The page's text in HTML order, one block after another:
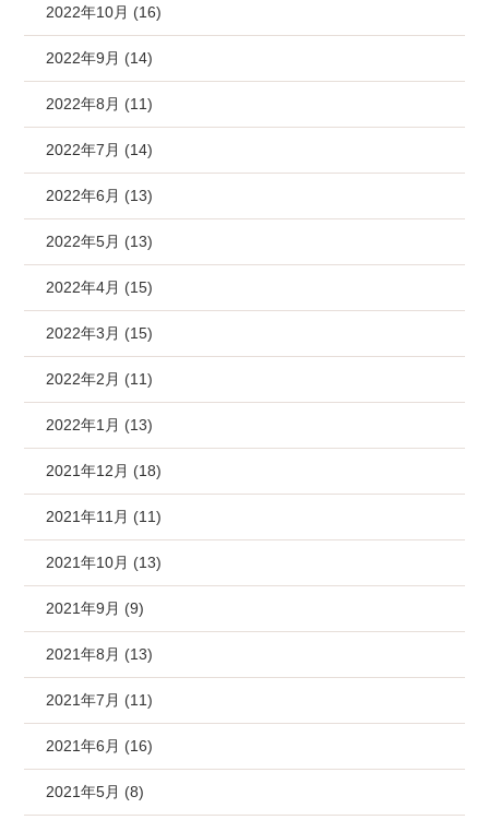
2022年10月 (16)
2022年9月 (14)
2022年8月 (11)
2022年7月 (14)
2022年6月 (13)
2022年5月 (13)
2022年4月 (15)
2022年3月 (15)
2022年2月 (11)
2022年1月 (13)
2021年12月 (18)
2021年11月 (11)
2021年10月 (13)
2021年9月 (9)
2021年8月 (13)
2021年7月 (11)
2021年6月 (16)
2021年5月 (8)